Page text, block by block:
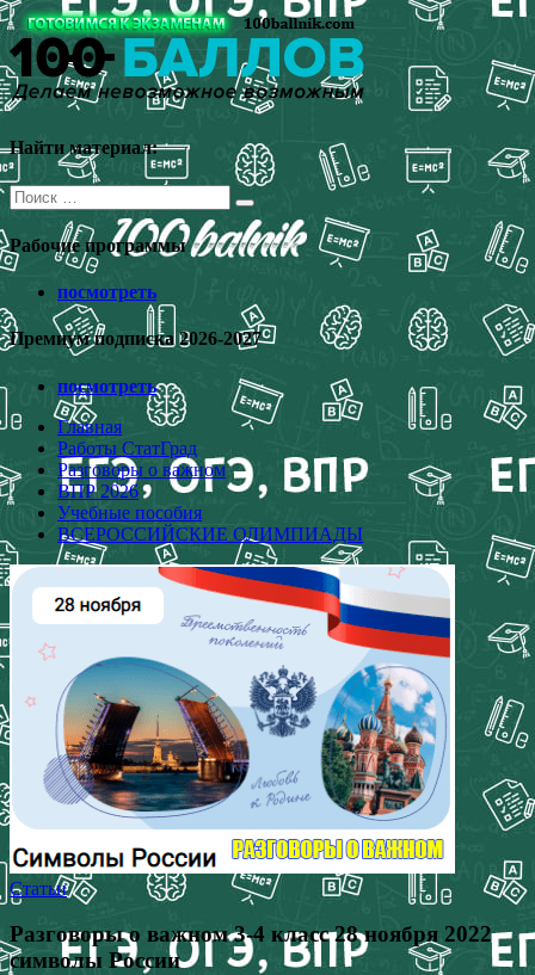
Перейти
к
содержимому
Найти материал:
Поиск
для:
Рабочие программы
посмотреть
Премиум подписка 2026-2027
посмотреть
Главная
Работы СтатГрад
Разговоры о важном
ВПР 2026
Учебные пособия
ВСЕРОССИЙСКИЕ ОЛИМПИАДЫ
Статьи
Разговоры о важном 3-4 класс 28 ноября 2022
символы России